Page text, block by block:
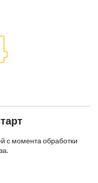
с момента обработки